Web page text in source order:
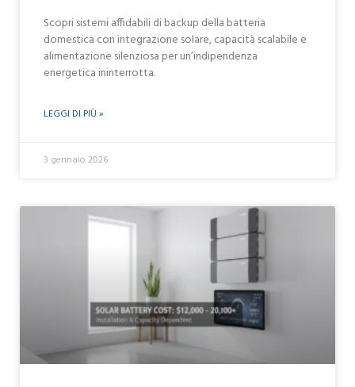
Scopri sistemi affidabili di backup della batteria
domestica con integrazione solare, capacità scalabile e
alimentazione silenziosa per un’indipendenza
energetica ininterrotta.
LEGGI DI PIÙ »
3 gennaio 2026